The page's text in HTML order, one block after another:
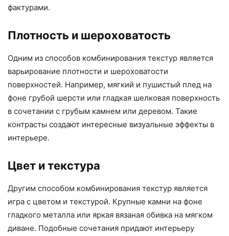
фактурами.
Плотность и шероховатость
Одним из способов комбинирования текстур является
варьирование плотности и шероховатости
поверхностей. Например, мягкий и пушистый плед на
фоне грубой шерсти или гладкая шелковая поверхность
в сочетании с грубым камнем или деревом. Такие
контрасты создают интересные визуальные эффекты в
интерьере.
Цвет и текстура
Другим способом комбинирования текстур является
игра с цветом и текстурой. Крупные камни на фоне
гладкого металла или яркая вязаная обивка на мягком
диване. Подобные сочетания придают интерьеру